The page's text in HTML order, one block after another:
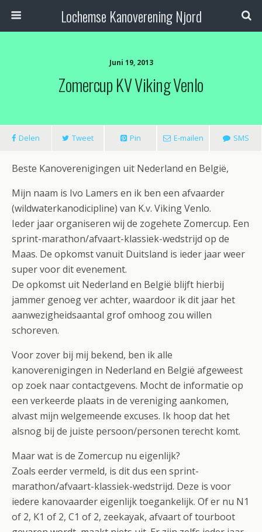
Lochemse Kanoverening Njord
Juni 19, 2013
Zomercup KV Viking Venlo
Delen Tweet Pin E-mailen SMS
Beste Kanoverenigingen uit Nederland en België,
Mijn naam is Ivo Lamers en ik ben een afvaarder
(wildwaterkanodicipline) van K.v. Viking Venlo.
Ieder jaar organiseren wij de zogehete Zomercup. Een
sprint-marathon/afvaart-klassiek-wedstrijd op de
Maas. De opkomst vanuit Duitsland is ieder jaar weer
super voor dit evenement.
De opkomst uit Nederland en België blijft hierbij
jammer genoeg ver achter, waardoor ik dit jaar het
aanwezigheidsaantal grof omhoog zou willen
schoreven.
Voor zover bij mij bekend, ben ik alle
kanoverenigingen in Nederland en België afgeweest
op zoek naar contactgevens. Mocht de informatie op
een verkeerde plaats in de vereniging aankomen,
alvast mijn welgemeende excuses. Ik hoop dat het
alsnog bij de juiste persoon/personen terecht komt.
Maar wat is de Zomercup nu eigenlijk?
Zoals eerder vermeld, is dit dus een sprint-
marathon/afvaart-klassiek-wedstrijd. Deze is voor
iedere kanovaarder eigenlijk toegankelijk. Of er nu N1
of 2, K1 of 2, C1 of 2, zeekayak, afvaart of tourboot